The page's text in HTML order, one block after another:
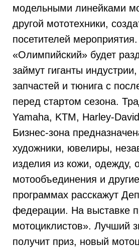
модельными линейками
другой мототехники,
посетителей мероприятия.
«Олимпийский» будет
займут гиганты
запчастей и тюнига с
перед стартом сезона.
Yamaha, KTM, Harley-
Бизнес-зона
художники, ювелиры,
изделия из кожи, одежду,
мотообъединения и
программах расскажут
федерации. На выставке
мотоциклистов». Лучший
получит приз, новый